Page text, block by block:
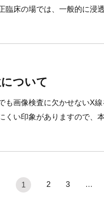
臨床の場では、一般的に浸
ついて
も画像検査に欠かせないX
くい印象がありますので、
1 2 3 …